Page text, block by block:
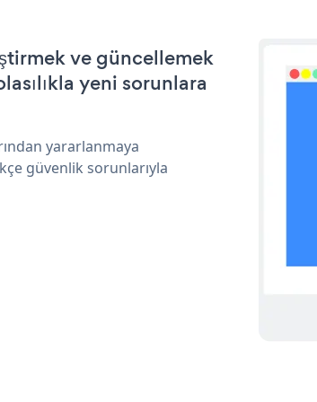
ve güncellemek
yeni sorunlara
yararlanmaya
güvenlik sorunlarıyla